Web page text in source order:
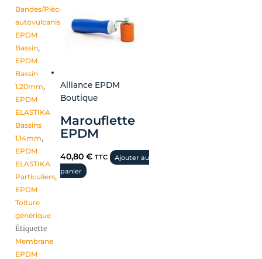
Bandes/Pièces
autovulcanisantes,
EPDM
Bassin,
EPDM
Bassin
1.20mm,
EPDM
ELASTIKA
Bassins
1.14mm,
EPDM
ELASTIKA
Particuliers,
EPDM
Toiture
générique
Étiquette
Membrane
EPDM
Alliance EPDM
Boutique
Marouflette
EPDM
40,80 € TTC
Ajouter au
panier